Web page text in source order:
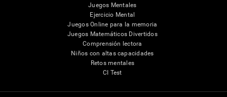
Juegos Mentales
Ejercicio Mental
Juegos Online para la memoria
Juegos Matemáticos Divertidos
Comprensión lectora
Niños con altas capacidades
Retos mentales
CI Test